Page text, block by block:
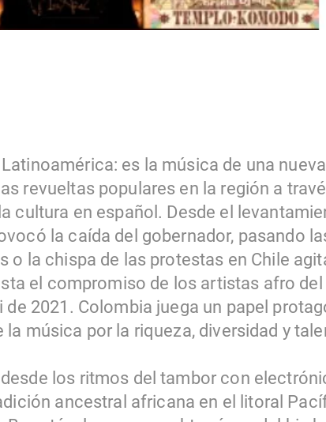
es la música de una
revueltas populares en la región a
cultura en español. Desde el
la caída del gobernador, pasando
o la chispa de las protestas en Chile
el compromiso de los artistas afro
de 2021. Colombia juega un papel
música por la riqueza, diversidad y
los ritmos del tambor con
ancestral africana en el litoral